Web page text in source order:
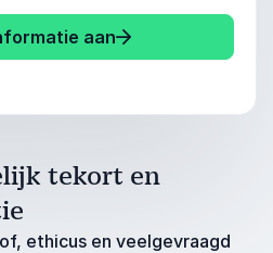
aan
tekort en
ethicus en veelgevraagd